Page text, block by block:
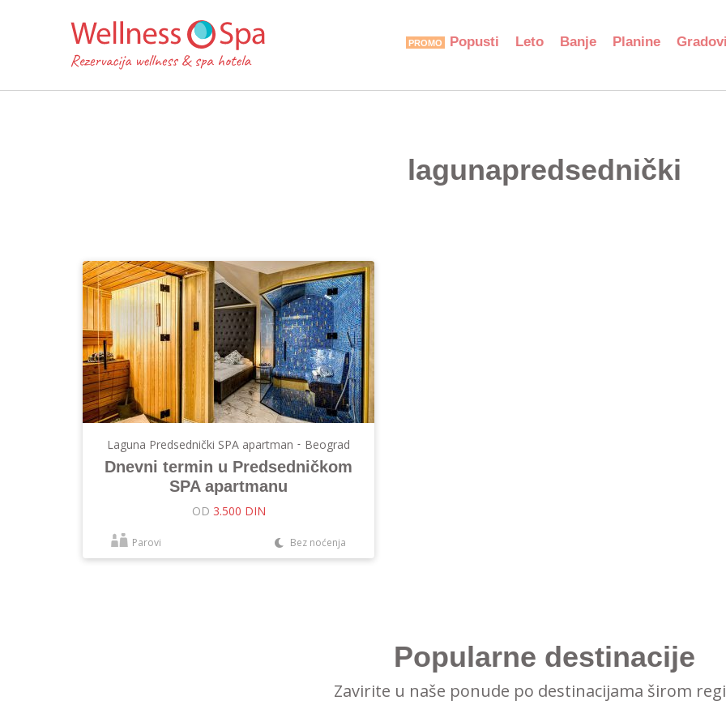
Popusti Leto Banje Planine
lagunapredsednički
Laguna Predsednički SPA apartman - Beograd
Dnevni termin u Predsedničkom
SPA apartmanu
OD 3.500 DIN
Parovi Bez noćenja
Popularne destinacije
Zavirite u naše ponude po destinacijama širom